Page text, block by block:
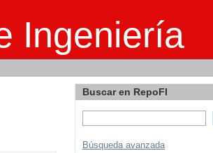
Ingeniería
Buscar en RepoFI
Búsqueda avanzada